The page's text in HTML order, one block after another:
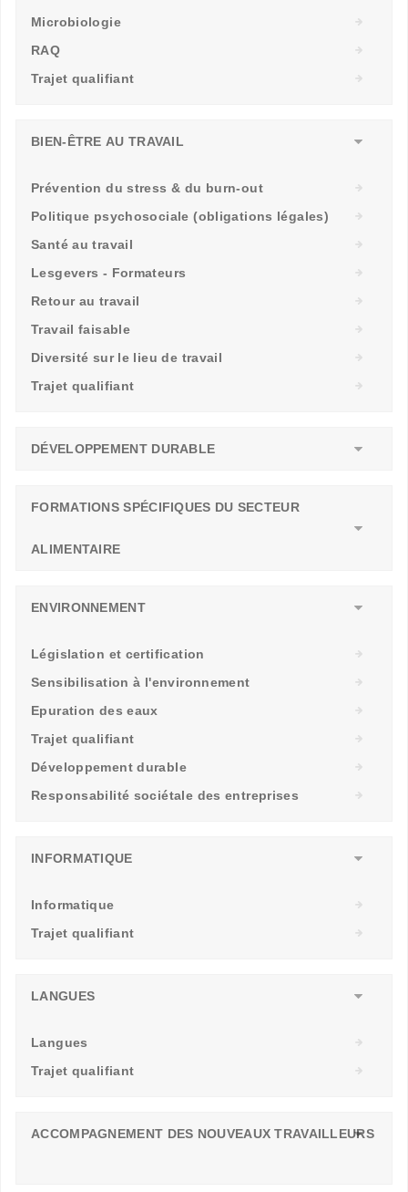
Microbiologie
RAQ
Trajet qualifiant
BIEN-ÊTRE AU TRAVAIL
Prévention du stress & du burn-out
Politique psychosociale (obligations légales)
Santé au travail
Lesgevers - Formateurs
Retour au travail
Travail faisable
Diversité sur le lieu de travail
Trajet qualifiant
DÉVELOPPEMENT DURABLE
FORMATIONS SPÉCIFIQUES DU SECTEUR
ALIMENTAIRE
ENVIRONNEMENT
Législation et certification
Sensibilisation à l'environnement
Epuration des eaux
Trajet qualifiant
Développement durable
Responsabilité sociétale des entreprises
INFORMATIQUE
Informatique
Trajet qualifiant
LANGUES
Langues
Trajet qualifiant
ACCOMPAGNEMENT DES NOUVEAUX TRAVAILLEURS